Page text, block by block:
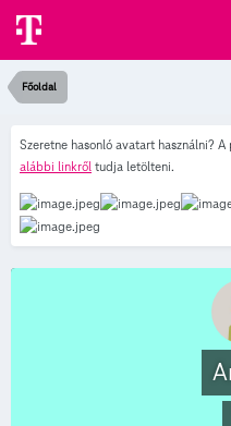
Főoldal
Szeretne hasonló avatart használni?
alábbi linkről tudja letölteni.